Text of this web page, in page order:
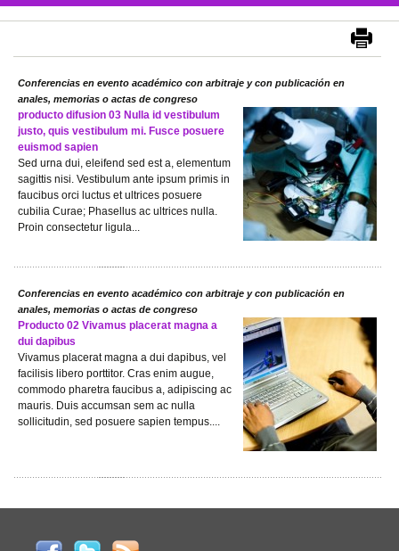
Conferencias en evento académico con arbitraje y con publicación en
anales, memorias o actas de congreso
producto difusion 03 Nulla id vestibulum
justo, quis vestibulum mi. Fusce posuere
euismod sapien
Sed urna dui, eleifend sed est a, elementum
sagittis nisi. Vestibulum ante ipsum primis in
faucibus orci luctus et ultrices posuere
cubilia Curae; Phasellus ac ultrices nulla.
Proin consectetur ligula...
Conferencias en evento académico con arbitraje y con publicación en
anales, memorias o actas de congreso
Producto 02 Vivamus placerat magna a
dui dapibus
Vivamus placerat magna a dui dapibus, vel
facilisis libero porttitor. Cras enim augue,
commodo pharetra faucibus a, adipiscing ac
mauris. Duis accumsan sem ac nulla
sollicitudin, sed posuere sapien tempus....